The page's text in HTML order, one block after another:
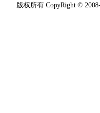
版权所有 CopyRight ©